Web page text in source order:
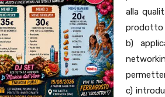
alla
prodotto
b)
c)